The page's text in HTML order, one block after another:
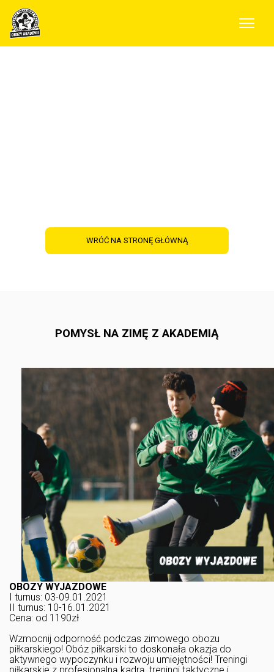
WRÓĆ NA STRONĘ GŁÓWNĄ
POMYSŁ NA ZIMĘ Z AKADEMIĄ
OBOZY WYJAZDOWE
I turnus: 03-09.01.2021
II turnus: 10-16.01.2021
Cena: od 1190zł
Wzmocnij odporność podczas zimowego obozu
piłkarskiego! Obóz piłkarski to doskonała okazja do
aktywnego wypoczynku i rozwoju umiejętności! Treningi